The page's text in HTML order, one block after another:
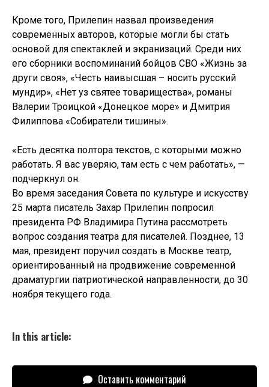
Кроме того, Прилепин назвал произведения
современных авторов, которые могли бы стать
основой для спектаклей и экранизаций. Среди них
его сборники воспоминаний бойцов СВО «Жизнь за
други своя», «Честь наивысшая – носить русский
мундир», «Нет уз святее товарищества», романы
Валерии Троицкой «Донецкое море» и Дмитрия
Филиппова «Собиратели тишины».
«Есть десятка полтора текстов, с которыми можно
работать. Я вас уверяю, там есть с чем работать», —
подчеркнул он.
Во время заседания Совета по культуре и искусству
25 марта писатель Захар Прилепин попросил
президента РФ Владимира Путина рассмотреть
вопрос создания театра для писателей. Позднее, 13
мая, президент поручил создать в Москве театр,
ориентированный на продвижение современной
драматургии патриотической направленности, до 30
ноября текущего года.
In this article:
Оставить комментарий